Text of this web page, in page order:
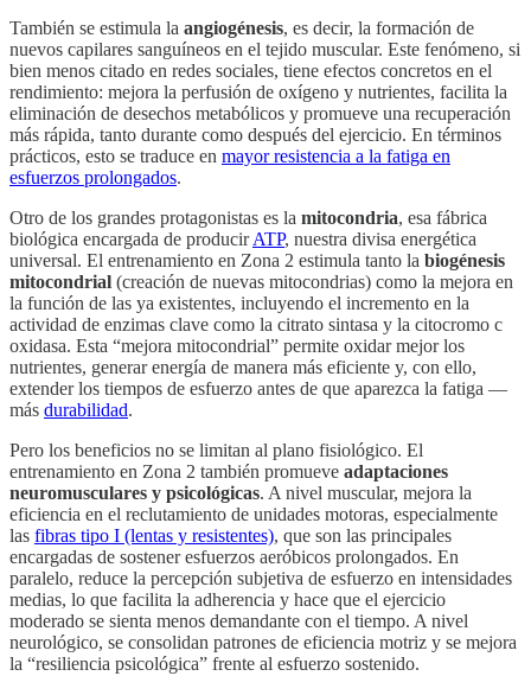
También se estimula la angiogénesis, es decir, la formación de
nuevos capilares sanguíneos en el tejido muscular. Este fenómeno, si
bien menos citado en redes sociales, tiene efectos concretos en el
rendimiento: mejora la perfusión de oxígeno y nutrientes, facilita la
eliminación de desechos metabólicos y promueve una recuperación
más rápida, tanto durante como después del ejercicio. En términos
prácticos, esto se traduce en mayor resistencia a la fatiga en
esfuerzos prolongados.
Otro de los grandes protagonistas es la mitocondria, esa fábrica
biológica encargada de producirATP, nuestra divisa energética
universal. El entrenamiento en Zona 2 estimula tanto la biogénesis
mitocondrial (creación de nuevas mitocondrias) como la mejora en
la función de las ya existentes, incluyendo el incremento en la
actividad de enzimas clave como la citrato sintasa y la citocromo c
oxidasa. Esta “mejora mitocondrial” permite oxidar mejor los
nutrientes, generar energía de manera más eficiente y, con ello,
extender los tiempos de esfuerzo antes de que aparezca la fatiga —
más durabilidad.
Pero los beneficios no se limitan al plano fisiológico. El
entrenamiento en Zona 2 también promueve adaptaciones
neuromusculares y psicológicas. A nivel muscular, mejora la
eficiencia en el reclutamiento de unidades motoras, especialmente
las fibras tipo I (lentas y resistentes), que son las principales
encargadas de sostener esfuerzos aeróbicos prolongados. En
paralelo, reduce la percepción subjetiva de esfuerzo en intensidades
medias, lo que facilita la adherencia y hace que el ejercicio
moderado se sienta menos demandante con el tiempo. A nivel
neurológico, se consolidan patrones de eficiencia motriz y se mejora
la “resiliencia psicológica” frente al esfuerzo sostenido.